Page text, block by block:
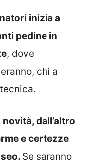
inizia a
pedine in
, dove
chi a
novità, dall’altro
e certezze
Se saranno